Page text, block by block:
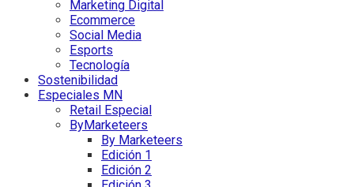
Marketing Digital
Ecommerce
Social Media
Esports
Tecnología
Sostenibilidad
Especiales MN
Retail Especial
ByMarketeers
By Marketeers
Edición 1
Edición 2